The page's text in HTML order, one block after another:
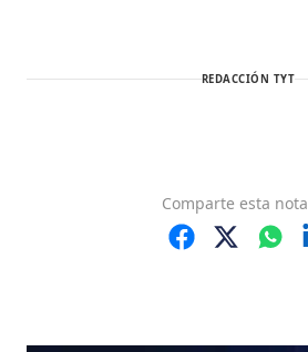
REDACCIÓN TYT
Comparte esta nota